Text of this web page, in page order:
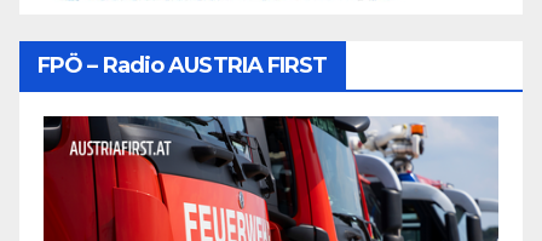
FPÖ – Radio AUSTRIA FIRST